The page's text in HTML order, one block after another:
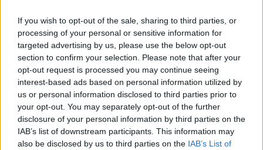
If you wish to opt-out of the sale, sharing to third parties, or
processing of your personal or sensitive information for
targeted advertising by us, please use the below opt-out
section to confirm your selection. Please note that after your
opt-out request is processed you may continue seeing
interest-based ads based on personal information utilized by
us or personal information disclosed to third parties prior to
your opt-out. You may separately opt-out of the further
disclosure of your personal information by third parties on the
IAB’s list of downstream participants. This information may
also be disclosed by us to third parties on the IAB’s List of
Комментарий
Уведомлять меня о новых комментариях по e-mail